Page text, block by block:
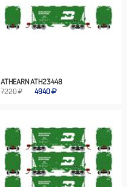
ATHEARN ATH23448
7220 ₽
4940